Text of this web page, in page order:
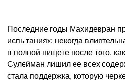
Последние годы Махидевран
испытаниях: некогда
в полной нищете после того,
Сулейман лишил ее всех
стала поддержка, которую